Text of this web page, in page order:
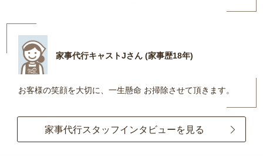
家事代行キャストJさん (家事歴18年)
お客様の笑顔を大切に、一生懸命 お掃除させて頂きます。
家事代行スタッフインタビューを見る